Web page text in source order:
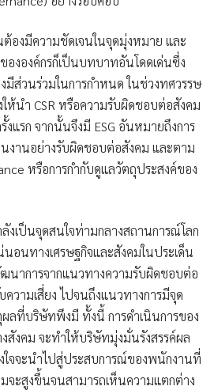
ต้องมีความชัดเจนในจุดมุ่งหมาย และ
ององค์กรก็เป็นบทบาทอันโดดเด่นซึ่ง
มีส่วนร่วมในการกำหนด ในช่วงทศวรรษ
ให้นำ CSR หรือความรับผิดชอบต่อสังคม
แรก จากนั้นจึงมี ESG อันหมายถึงการ
นงานอย่างรับผิดชอบต่อสังคม และตาม
หรือการกำกับดูแลวัตถุประสงค์ของ
งเป็นจุดสนใจท่ามกลางสถานการณ์โลก
อนทางเศรษฐกิจและสังคมในประเด็น
นาการจากแนวทางความรับผิดชอบต่อ
วามเสี่ยง ไปจนถึงแนวทางการมีจุด
ลที่บริษัทพึงมี ทั้งนี้ การดำเนินการของ
สังคม จะทำให้บริษัทมุ่งมั่นรังสรรค์ผล
ใจจะนำไปสู่ประสบการณ์ของพนักงานที่
จะสูงขึ้นจนสามารถเห็นความแตกต่าง